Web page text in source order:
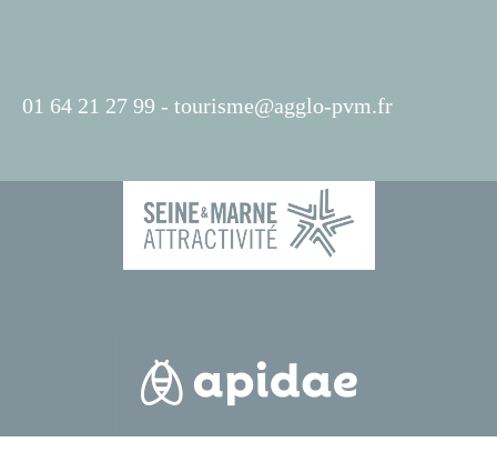
01 64 21 27 99 - tourisme@agglo-pvm.fr